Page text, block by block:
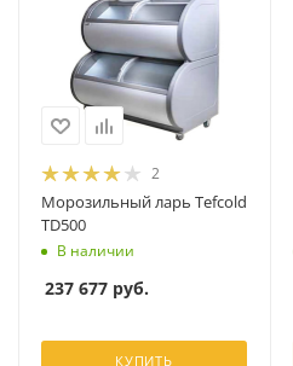
2
Морозильный ларь Tefcold
TD500
В наличии
237 677 руб.
КУПИТЬ